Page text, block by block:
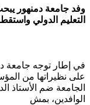
وفد جامعة دمنهور
التعليم الدولي
في إطار توجه جامعة
على نظيراتها من
الجامعة ضم الأستاذ
الوافدين، بمش